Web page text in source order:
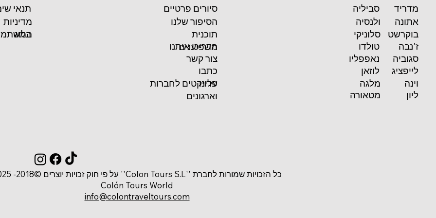
תנאי
מדיניות
בלוג
כל הזכויות שמורות לחברת ''Colon Tours S.L'' על פי חוק זכויות יוצרים ©2018- 2025
Colón Tours World
info@colontraveltours.com
תוכנית
משפיענים
הסיפור שלנו
סיורים פרטיים
הדריכו איתנו
פרויקטים לחברות
וארגונים
כתבו
עלינו
צור קשר
סביליה
ולנסיה
מדריד
סלוניקי
אתונה
טולדו
בוקרשט
נאפפליו
ז'נבה
לוזאן
סגוביה
מלגה
לייפציג
מטאורה
וינה
ליון